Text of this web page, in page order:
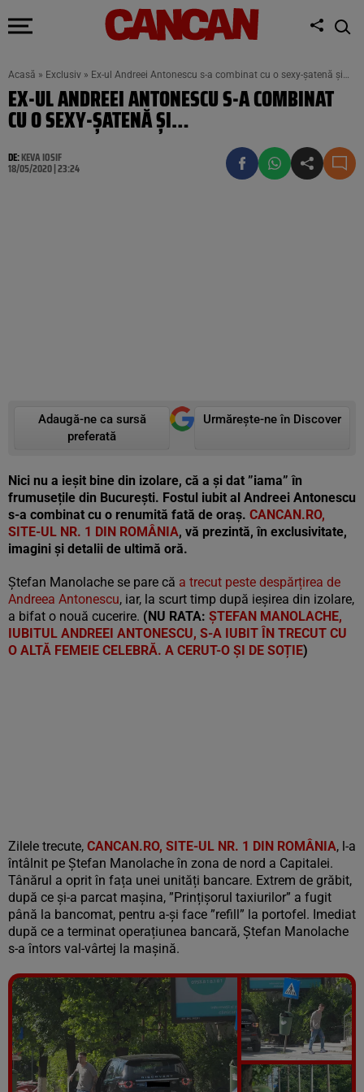
Acasă » Exclusiv » Ex-ul Andreei Antonescu s-a combinat cu o sexy-șatenă și…
EX-UL ANDREEI ANTONESCU S-A COMBINAT
CU O SEXY-ȘATENĂ ȘI…
DE:KEVA IOSIF
18/05/2020 | 23:24
Adaugă-ne ca sursă
preferată
Urmărește-ne în Discover
Nici nu a ieșit bine din izolare, că a și dat ”iama” în
frumusețile din București. Fostul iubit al Andreei Antonescu
s-a combinat cu o renumită fată de oraș. CANCAN.RO,
SITE-UL NR. 1 DIN ROMÂNIA, vă prezintă, în exclusivitate,
imagini și detalii de ultimă oră.
Ștefan Manolache se pare că a trecut peste despărțirea de
Andreea Antonescu, iar, la scurt timp după ieșirea din izolare,
a bifat o nouă cucerire. (NU RATA: ȘTEFAN MANOLACHE,
IUBITUL ANDREEI ANTONESCU, S-A IUBIT ÎN TRECUT CU
O ALTĂ FEMEIE CELEBRĂ. A CERUT-O ȘI DE SOȚIE)
Zilele trecute, CANCAN.RO, SITE-UL NR. 1 DIN ROMÂNIA, l-a
întâlnit pe Ștefan Manolache în zona de nord a Capitalei.
Tânărul a oprit în fața unei unități bancare. Extrem de grăbit,
după ce și-a parcat mașina, ”Prințișorul taxiurilor” a fugit
până la bancomat, pentru a-și face ”refill” la portofel. Imediat
după ce a terminat operațiunea bancară, Ștefan Manolache
s-a întors val-vârtej la mașină.